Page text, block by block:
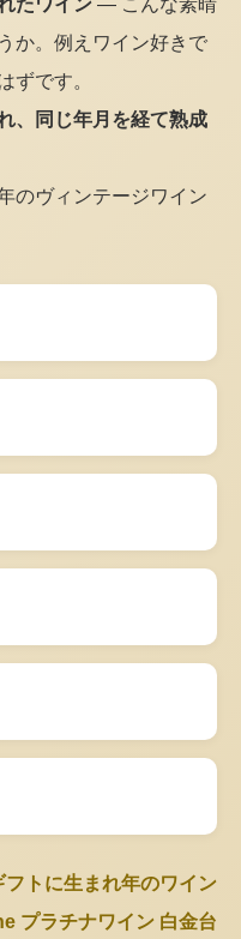
たワイン — こんな素晴
か。例えワイン好きで
ずです。
、同じ年月を経て熟成
のヴィンテージワイン
フトに生まれ年のワイン
プラチナワイン 白金台